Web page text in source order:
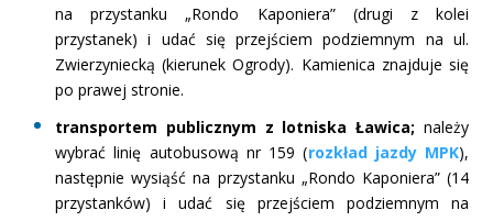
na przystanku „Rondo Kaponiera” (drugi z kolei
przystanek) i udać się przejściem podziemnym na ul.
Zwierzyniecką (kierunek Ogrody). Kamienica znajduje się
po prawej stronie.
transportem publicznym z lotniska Ławica; należy
wybrać linię autobusową nr 159 (rozkład jazdy MPK),
następnie wysiąść na przystanku „Rondo Kaponiera” (14
przystanków) i udać się przejściem podziemnym na